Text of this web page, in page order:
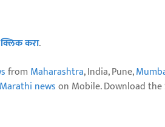
क्लिक करा.
from Maharashtra, India, Pune,
newson Mobile. Download the